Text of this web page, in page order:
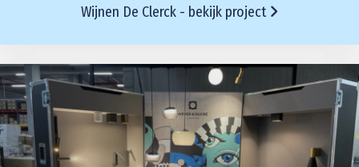
Wijnen De Clerck - bekijk project